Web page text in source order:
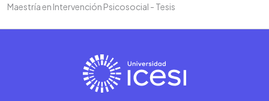
Maestría en Intervención Psicosocial - Tesis